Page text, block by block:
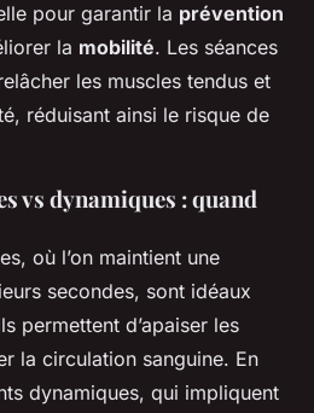
pour garantir la prévention
la mobilité. Les séances
les muscles tendus et
réduisant ainsi le risque de
vs dynamiques : quand
où l’on maintient une
secondes, sont idéaux
permettent d’apaiser les
la circulation sanguine. En
dynamiques, qui impliquent